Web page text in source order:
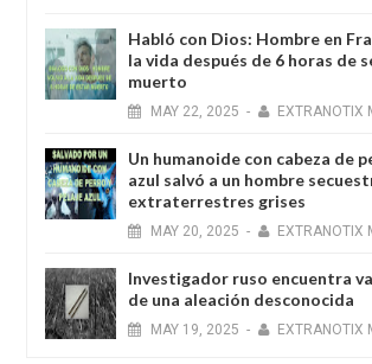
Habló con Dios: Hombre en
la vida después de 6 horas de
muerto
MAY 22, 2025 - EXTRANOTIX
Un humanoide con cabeza de
azul salvó a un hombre
extraterrestres grises
MAY 20, 2025 - EXTRANOTIX
Investigador ruso encuentra
de una aleación desconocida
MAY 19, 2025 - EXTRANOTIX